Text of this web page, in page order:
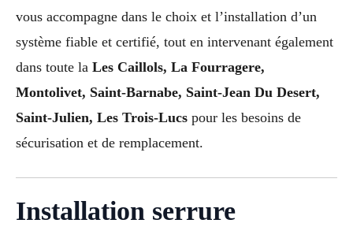
vous accompagne dans le choix et l’installation d’un
système fiable et certifié, tout en intervenant également
dans toute la Les Caillols, La Fourragere,
Montolivet, Saint-Barnabe, Saint-Jean Du Desert,
Saint-Julien, Les Trois-Lucs pour les besoins de
sécurisation et de remplacement.
Installation serrure